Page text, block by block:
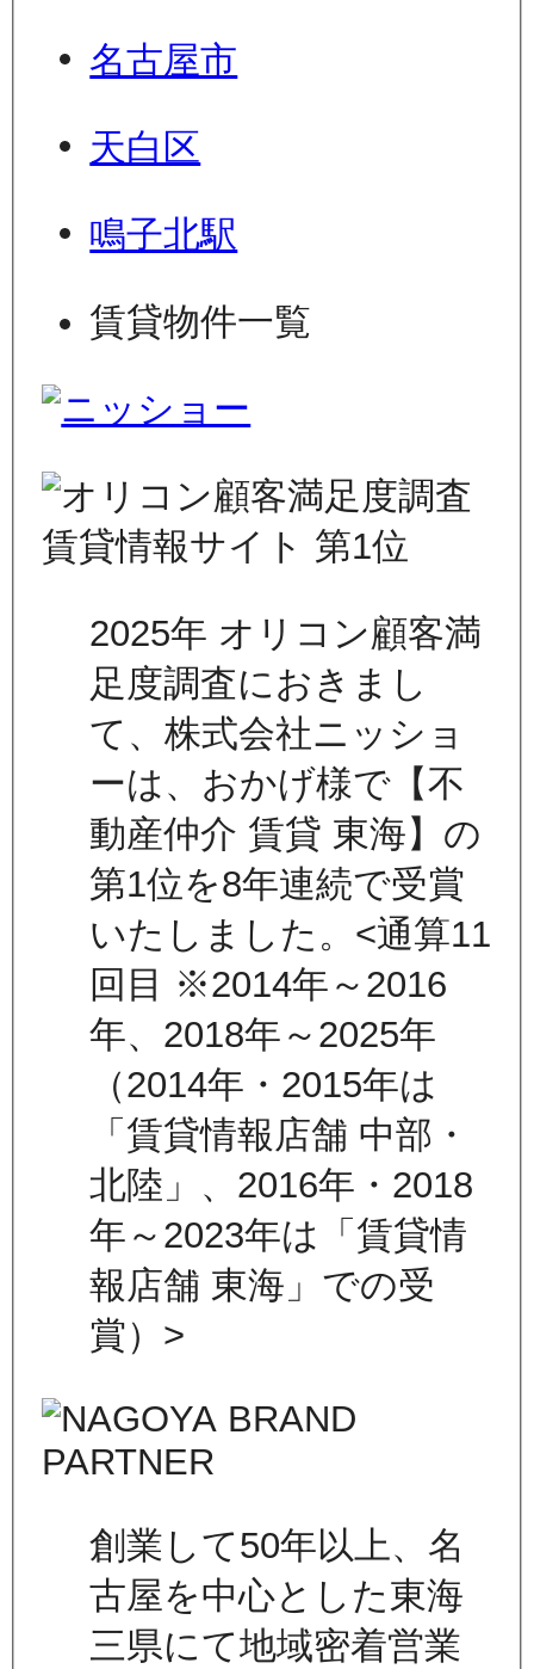
名古屋市
天白区
鳴子北駅
賃貸物件一覧
2025年 オリコン顧客満
足度調査におきまし
て、株式会社ニッショ
ーは、おかげ様で【不
動産仲介 賃貸 東海】の
第1位を8年連続で受賞
いたしました。<通算11
回目 ※2014年～2016
年、2018年～2025年
（2014年・2015年は
「賃貸情報店舗 中部・
北陸」、2016年・2018
年～2023年は「賃貸情
報店舗 東海」での受
賞）>
創業して50年以上、名
古屋を中心とした東海
三県にて地域密着営業